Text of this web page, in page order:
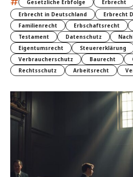
Gesetzliche Erbfolge Erbrecht
Erbrecht in Deutschland
Erbrecht
Familienrecht
Erbschaftsrecht
Testament
Datenschutz
Eigentumsrecht
Steuererklärung
Verbraucherschutz
Baurecht
Rechtsschutz
Arbeitsrecht